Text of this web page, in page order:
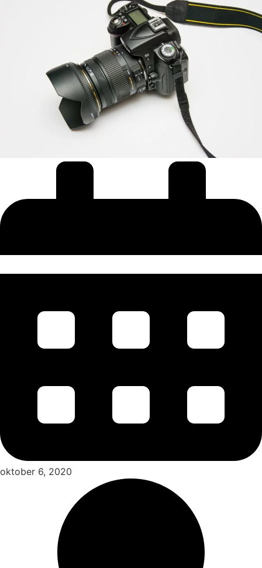
oktober 6, 2020